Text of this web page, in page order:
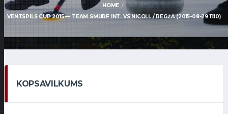
HOME
VENTSPILS CUP 2015 — TEAM SMURF INT. VS NICOLL / REGŽA (2015-08-29 11:10)
KOPSAVILKUMS